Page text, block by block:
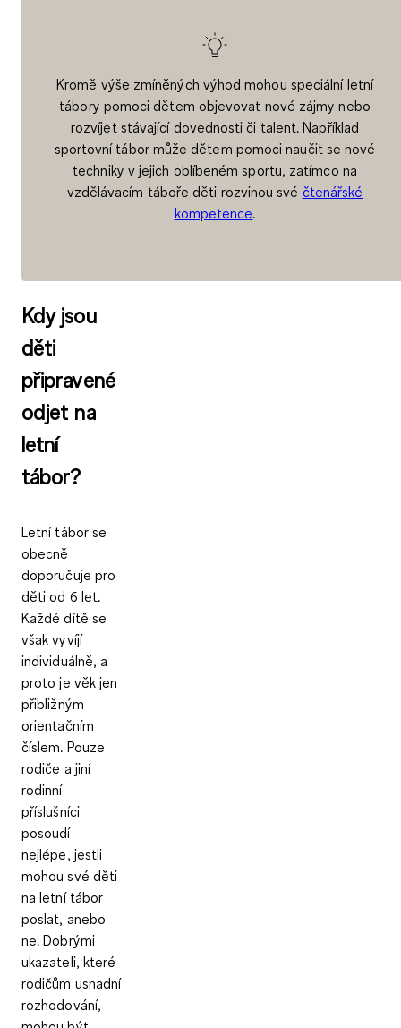
Kromě výše zmíněných výhod mohou speciální letní
tábory pomoci dětem objevovat nové zájmy nebo
rozvíjet stávající dovednosti či talent. Například
sportovní tábor může dětem pomoci naučit se nové
techniky v jejich oblíbeném sportu, zatímco na
vzdělávacím táboře děti rozvinou své čtenářské
kompetence.
Kdy jsou
děti
připravené
odjet na
letní
tábor?
Letní tábor se
obecně
doporučuje pro
děti od 6 let.
Každé dítě se
však vyvíjí
individuálně, a
proto je věk jen
přibližným
orientačním
číslem. Pouze
rodiče a jiní
rodinní
příslušníci
posoudí
nejlépe, jestli
mohou své děti
na letní tábor
poslat, anebo
ne. Dobrými
ukazateli, které
rodičům usnadní
rozhodování,